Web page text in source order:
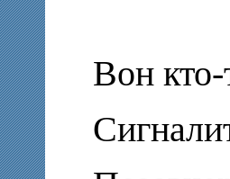
Вон